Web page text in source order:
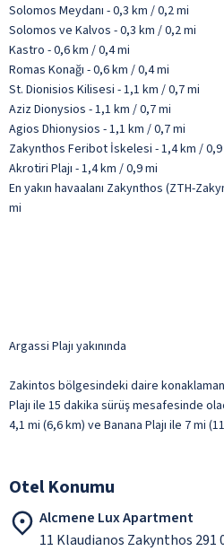
Solomos Meydanı - 0,3 km / 0,2 mi
Solomos ve Kalvos - 0,3 km / 0,2 mi
Kastro - 0,6 km / 0,4 mi
Romas Konağı - 0,6 km / 0,4 mi
St. Dionisios Kilisesi - 1,1 km / 0,7 mi
Aziz Dionysios - 1,1 km / 0,7 mi
Agios Dhionysios - 1,1 km / 0,7 mi
Zakynthos Feribot İskelesi - 1,4 km / 0,9
Akrotiri Plajı - 1,4 km / 0,9 mi
En yakın havaalanı Zakynthos (ZTH-
mi
Argassi Plajı yakınında
Zakintos bölgesindeki daire
Plajı ile 15 dakika sürüş mesafesinde
4,1 mi (6,6 km) ve Banana Plajı ile 7 mi
Otel Konumu
Alcmene Lux Apartment
11 Klaudianos Zakynthos 291